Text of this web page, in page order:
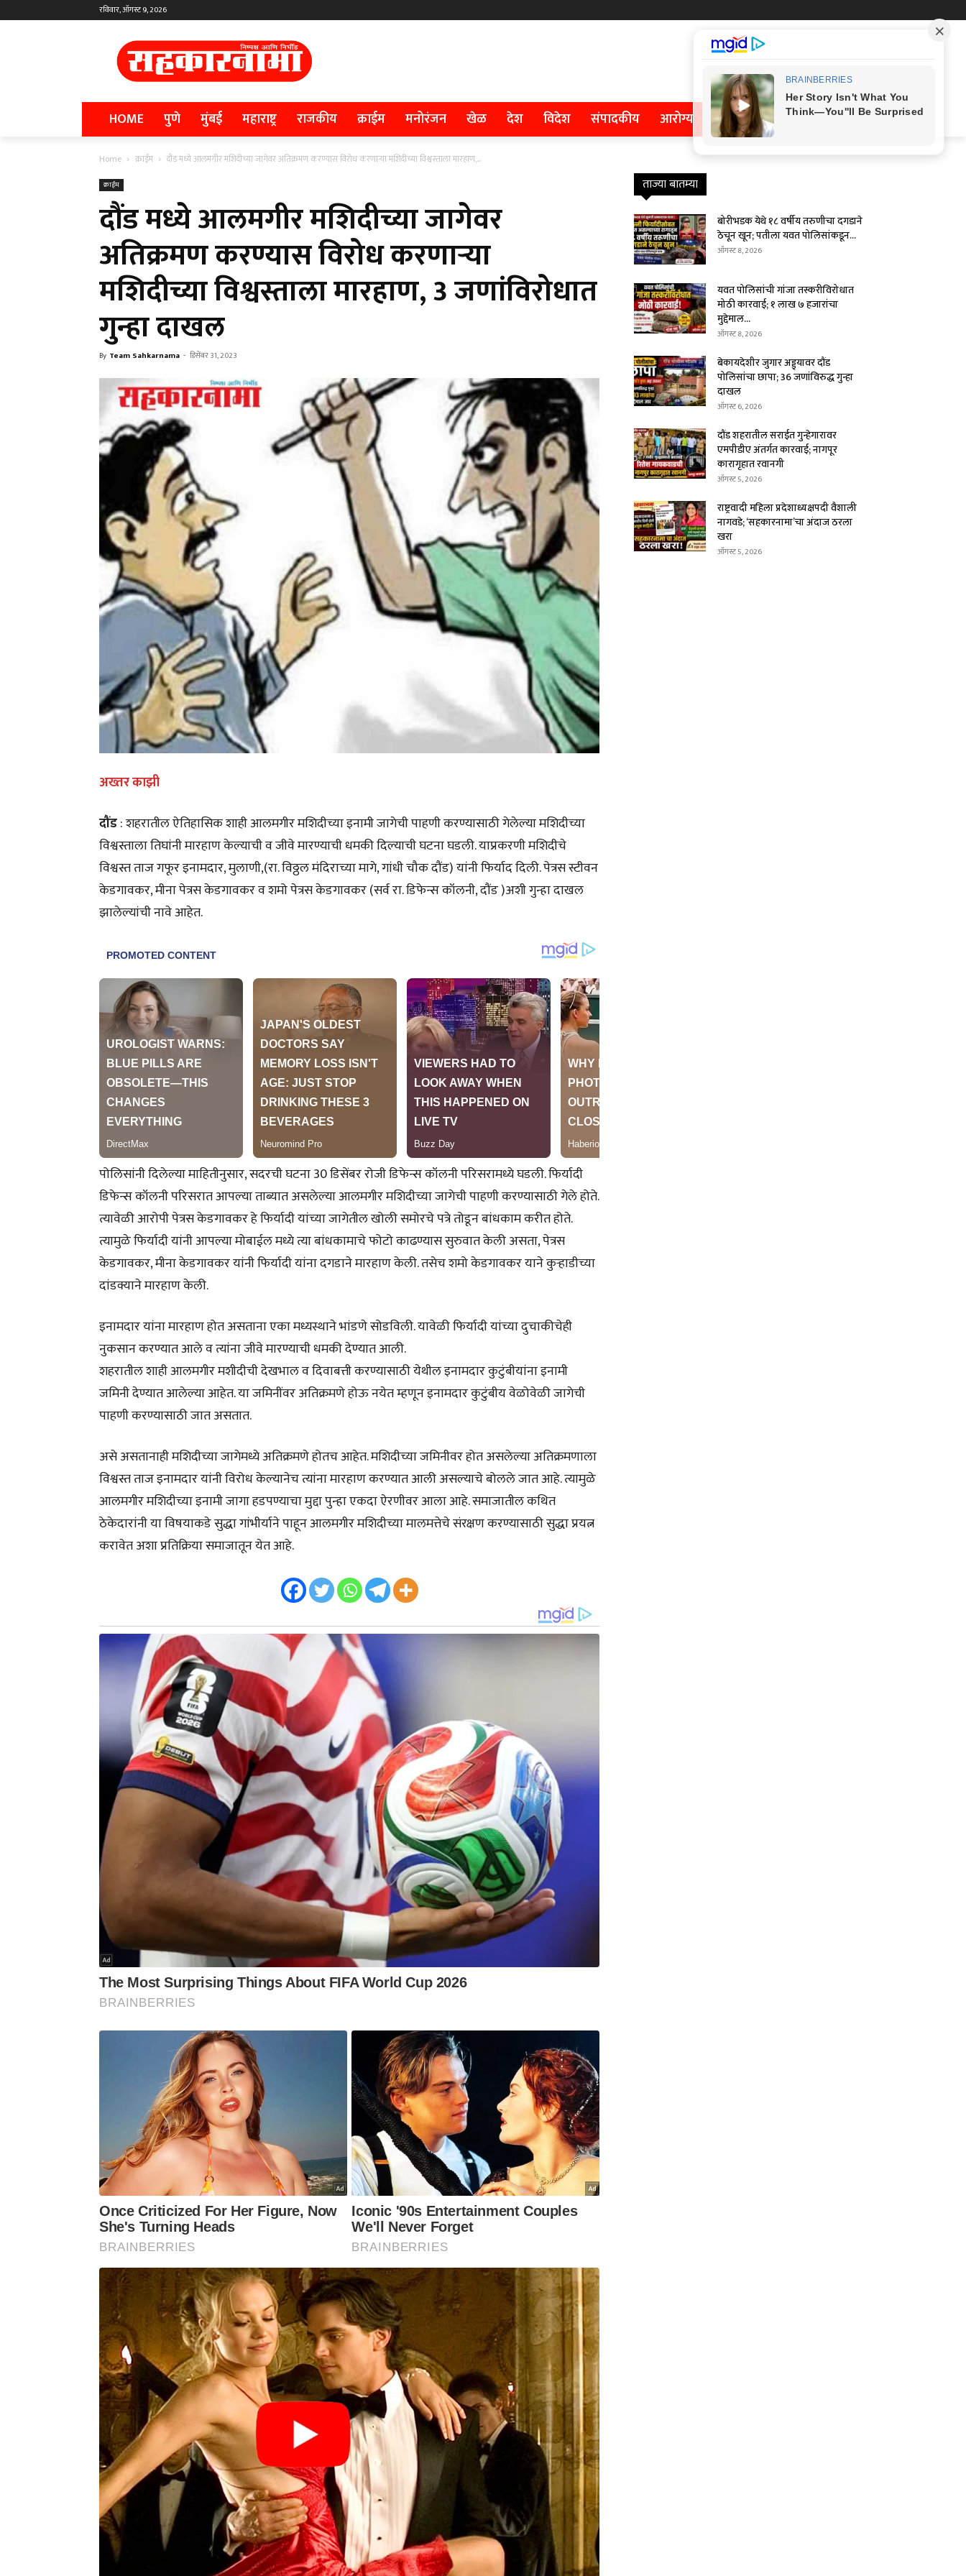
रविवार, ऑगस्ट 9, 2026
HOME पुणे मुंबई महाराष्ट्र राजकीय क्राईम मनोरंजन खेळ देश विदेश संपादकीय आरोग्य
Home क्राईम दौंड मध्ये आलमगीर मशिदीच्या जागेवर अतिक्रमण करण्यास विरोध करणाऱ्या मशिदीच्या विश्वस्ताला मारहाण,...
क्राईम
दौंड मध्ये आलमगीर मशिदीच्या जागेवर
अतिक्रमण करण्यास विरोध करणाऱ्या
मशिदीच्या विश्वस्ताला मारहाण, 3 जणांविरोधात
गुन्हा दाखल
By Team Sahkarnama - डिसेंबर 31, 2023
अख्तर काझी
दौंड: शहरातील ऐतिहासिक शाही आलमगीर मशिदीच्या इनामी जागेची पाहणी करण्यासाठी गेलेल्या मशिदीच्या
विश्वस्ताला तिघांनी मारहाण केल्याची व जीवे मारण्याची धमकी दिल्याची घटना घडली. याप्रकरणी मशिदीचे
विश्वस्त ताज गफूर इनामदार, मुलाणी,(रा. विठ्ठल मंदिराच्या मागे, गांधी चौक दौंड) यांनी फिर्याद दिली. पेत्रस स्टीवन
केडगावकर, मीना पेत्रस केडगावकर व शमो पेत्रस केडगावकर (सर्व रा. डिफेन्स कॉलनी, दौंड )अशी गुन्हा दाखल
झालेल्यांची नावे आहेत.
पोलिसांनी दिलेल्या माहितीनुसार, सदरची घटना 30 डिसेंबर रोजी डिफेन्स कॉलनी परिसरामध्ये घडली. फिर्यादी
डिफेन्स कॉलनी परिसरात आपल्या ताब्यात असलेल्या आलमगीर मशिदीच्या जागेची पाहणी करण्यासाठी गेले होते.
त्यावेळी आरोपी पेत्रस केडगावकर हे फिर्यादी यांच्या जागेतील खोली समोरचे पत्रे तोडून बांधकाम करीत होते.
त्यामुळे फिर्यादी यांनी आपल्या मोबाईल मध्ये त्या बांधकामाचे फोटो काढण्यास सुरुवात केली असता, पेत्रस
केडगावकर, मीना केडगावकर यांनी फिर्यादी यांना दगडाने मारहाण केली. तसेच शमो केडगावकर याने कुऱ्हाडीच्या
दांडक्याने मारहाण केली.
इनामदार यांना मारहाण होत असताना एका मध्यस्थाने भांडणे सोडविली. यावेळी फिर्यादी यांच्या दुचाकीचेही
नुकसान करण्यात आले व त्यांना जीवे मारण्याची धमकी देण्यात आली.
शहरातील शाही आलमगीर मशीदीची देखभाल व दिवाबत्ती करण्यासाठी येथील इनामदार कुटुंबीयांना इनामी
जमिनी देण्यात आलेल्या आहेत. या जमिनींवर अतिक्रमणे होऊ नयेत म्हणून इनामदार कुटुंबीय वेळोवेळी जागेची
पाहणी करण्यासाठी जात असतात.
असे असतानाही मशिदीच्या जागेमध्ये अतिक्रमणे होतच आहेत. मशिदीच्या जमिनीवर होत असलेल्या अतिक्रमणाला
विश्वस्त ताज इनामदार यांनी विरोध केल्यानेच त्यांना मारहाण करण्यात आली असल्याचे बोलले जात आहे. त्यामुळे
आलमगीर मशिदीच्या इनामी जागा हडपण्याचा मुद्दा पुन्हा एकदा ऐरणीवर आला आहे. समाजातील कथित
ठेकेदारांनी या विषयाकडे सुद्धा गांभीर्याने पाहून आलमगीर मशिदीच्या मालमत्तेचे संरक्षण करण्यासाठी सुद्धा प्रयत्न
करावेत अशा प्रतिक्रिया समाजातून येत आहे.
ताज्या बातम्या
बोरीभडक येथे १८ वर्षीय तरुणीचा दगडाने
ठेचून खून; पतीला यवत पोलिसांकडून...
ऑगस्ट 8, 2026
यवत पोलिसांची गांजा तस्करीविरोधात
मोठी कारवाई; १ लाख ७ हजारांचा
मुद्देमाल...
ऑगस्ट 8, 2026
बेकायदेशीर जुगार अड्ड्यावर दौंड
पोलिसांचा छापा; 36 जणांविरुद्ध गुन्हा
दाखल
ऑगस्ट 6, 2026
दौंड शहरातील सराईत गुन्हेगारावर
एमपीडीए अंतर्गत कारवाई; नागपूर
कारागृहात रवानगी
ऑगस्ट 5, 2026
राष्ट्रवादी महिला प्रदेशाध्यक्षपदी वैशाली
नागवडे; ‘सहकारनामा’चा अंदाज ठरला
खरा
ऑगस्ट 5, 2026